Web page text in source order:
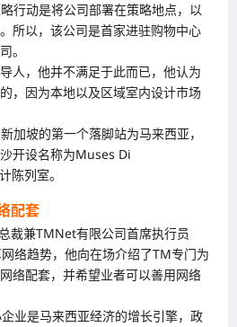
行动是将公司部署在策略地点，以
所以，该公司是首家进驻购物中心
。
人，他并不满足于此而已，他认为
，因为本地以及区域室内设计市场
加坡的第一个落脚站为马来西亚，
开设名称为Muses Di
陈列室。
配套
裁兼TMNet有限公司首席执行员
络趋势，他向在场介绍了TM专门为
络配套，并希望业者可以善用网络
业是马来西亚经济的增长引擎，政